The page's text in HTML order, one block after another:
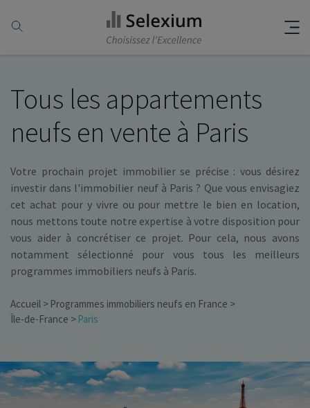
Tous les appartements
neufs en vente à Paris
Votre prochain projet immobilier se précise : vous désirez
investir dans l'immobilier neuf à Paris ? Que vous envisagiez
cet achat pour y vivre ou pour mettre le bien en location,
nous mettons toute notre expertise à votre disposition pour
vous aider à concrétiser ce projet. Pour cela, nous avons
notamment sélectionné pour vous tous les meilleurs
programmes immobiliers neufs à Paris.
Accueil
Programmes immobiliers neufs en France
Île-de-France
Paris